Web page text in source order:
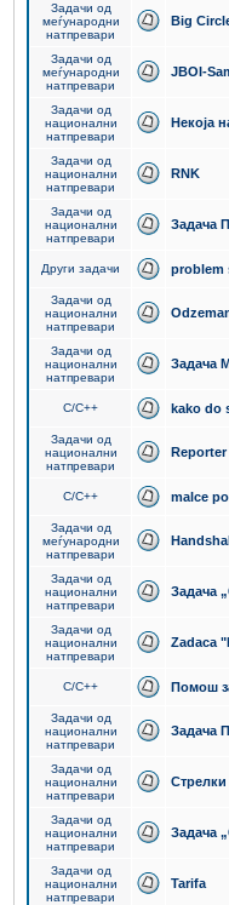
Задачи од
меѓународни
натпревари
Big
Задачи од
меѓународни
натпревари
JBOI-
Задачи од
национални
натпревари
Некоја
Задачи од
национални
натпревари
RNK
Задачи од
национални
натпревари
Задача
Други задачи problem
Задачи од
национални
натпревари
Задачи од
национални
натпревари
Задача
C/C++ kako do
Задачи од
национални
натпревари
Reporter
C/C++ malce
Задачи од
меѓународни
натпревари
Задачи од
национални
натпревари
Задача
Задачи од
национални
натпревари
Zadaca
C/C++ Помош
Задачи од
национални
натпревари
Задача
Задачи од
национални
натпревари
Стрелки
Задачи од
национални
натпревари
Задача
Задачи од
национални
натпревари
Tarifa